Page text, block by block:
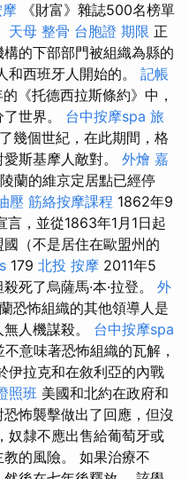
《財富》雜誌500名榜單
天母 整骨 台胞證 期限 正
的下部部門被組織為縣的
和西班牙人開始的。 記帳
《托德西拉斯條約》中，
世界。 台中按摩spa 旅
幾個世紀，在此期間，格
斯基摩人敵對。 外燴 嘉
蘭的維京定居點已經停
壓 筋絡按摩課程 1862年9
，並從1863年1月1日起
（不是居住在歐盟州的
179 北投 按摩 2011年5
死了烏薩馬·本·拉登。 外
恐怖組織的其他領導人是
人機謀殺。 台中按摩spa
不意味著恐怖組織的瓦解，
伊拉克和在敘利亞的內戰
照班 美國和北約在政府和
怖襲擊做出了回應，但沒
奴隸不應出售給葡萄牙或
的風險。 如果治療不